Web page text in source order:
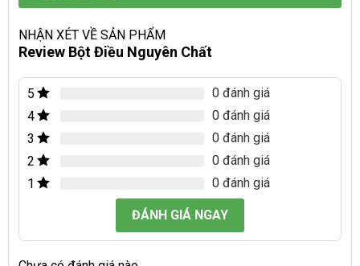
NHẬN XÉT VỀ SẢN PHẨM
Review Bột Điều Nguyên Chất
5
0 đánh giá
4
0 đánh giá
3
0 đánh giá
2
0 đánh giá
1
0 đánh giá
ĐÁNH GIÁ NGAY